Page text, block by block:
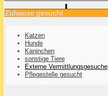
Zuhause gesucht
Katzen
Hunde
Kaninchen
sonstige Tiere
Externe Vermittlungsgesuche
Pflegestelle gesucht